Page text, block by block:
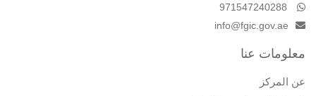
971547240288
info@fgic.gov.ae
معلومات عنا
عن المركز